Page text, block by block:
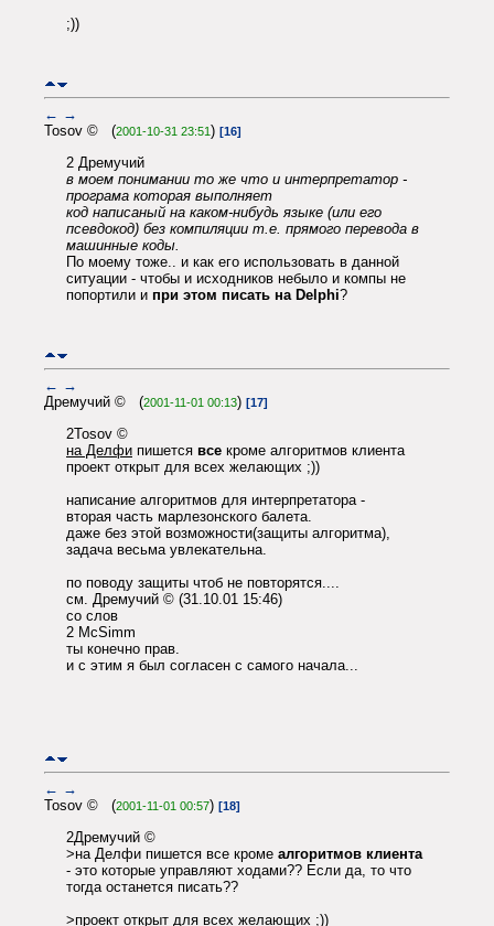
;))
← →
Tosov © (2001-10-31 23:51 ) [16]
2 Дремучий
в моем понимании то же что и интерпретатор -
програма которая выполняет
код написаный на каком-нибудь языке (или его
псевдокод) без компиляции т.е. прямого перевода в
машинные коды.
По моему тоже.. и как его использовать в данной
ситуации - чтобы и исходников небыло и компы не
попортили и при этом писать на Delphi?
← →
Дремучий © (2001-11-01 00:13) [17]
2Tosov ©
на Делфи пишется все кроме алгоритмов клиента
проект открыт для всех желающих ;))
написание алгоритмов для интерпретатора -
вторая часть марлезонского балета.
даже без этой возможности(защиты алгоритма),
задача весьма увлекательна.
по поводу защиты чтоб не повторятся....
см. Дремучий © (31.10.01 15:46)
со слов
2 McSimm
ты конечно прав.
и с этим я был согласен с самого начала...
← →
Tosov © (2001-11-01 00:57) [18]
2Дремучий ©
>на Делфи пишется все кроме алгоритмов клиента
- это которые управляют ходами?? Если да, то что
тогда останется писать??
>проект открыт для всех желающих ;))